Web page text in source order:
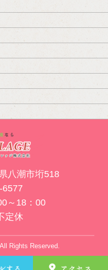
八潮市垳518
6577
～18：00
定休
Rights Reserved.